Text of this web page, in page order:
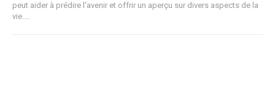
peut aider à prédire l'avenir et offrir un aperçu sur divers aspects de la
vie....